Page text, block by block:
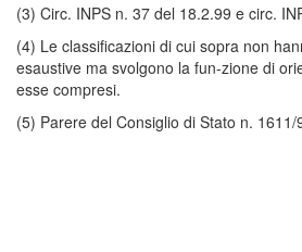
(3) Circ. INPS n. 37 del 18.2.99 e circ.
(4) Le classificazioni di cui sopra non
esaustive ma svolgono la fun-zione di
esse compresi.
(5) Parere del Consiglio di Stato n. 1611/